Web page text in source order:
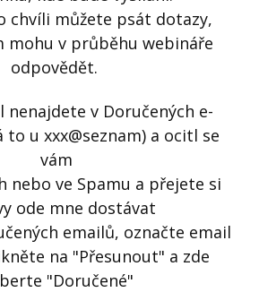
chvíli můžete psát dotazy,
mohu v průběhu webináře
odpovědět.
nenajdete v Doručených e-
to u xxx@seznam) a ocitl se
vám
nebo ve Spamu a přejete si
ode mne dostávat
emailů, označte email
na "Přesunout" a zde
"Doručené"